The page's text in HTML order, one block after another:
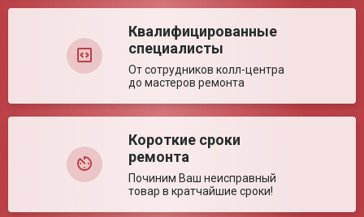
Квалифицированные
специалисты
От сотрудников колл-центра
до мастеров ремонта
Короткие сроки
ремонта
Починим Ваш неисправный
товар в кратчайшие сроки!